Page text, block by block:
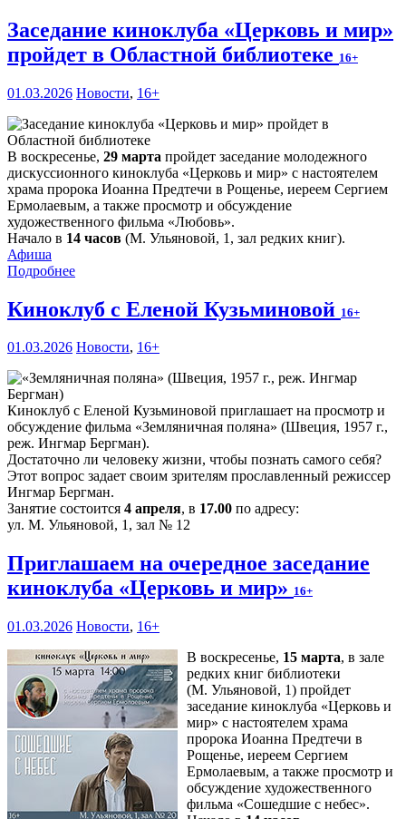
Заседание киноклуба «Церковь и мир»
пройдет в Областной библиотеке 16+
01.03.2026 Новости, 16+
В воскресенье, 29 марта пройдет заседание молодежного
дискуссионного киноклуба «Церковь и мир» с настоятелем
храма пророка Иоанна Предтечи в Рощенье, иереем Сергием
Ермолаевым, а также просмотр и обсуждение
художественного фильма «Любовь».
Начало в 14 часов (М. Ульяновой, 1, зал редких книг).
Афиша
Подробнее
Киноклуб с Еленой Кузьминовой 16+
01.03.2026 Новости, 16+
Киноклуб с Еленой Кузьминовой приглашает на просмотр и
обсуждение фильма «Земляничная поляна» (Швеция, 1957 г.,
реж. Ингмар Бергман).
Достаточно ли человеку жизни, чтобы познать самого себя?
Этот вопрос задает своим зрителям прославленный режиссер
Ингмар Бергман.
Занятие состоится 4 апреля, в 17.00 по адресу:
ул. М. Ульяновой, 1, зал № 12
Приглашаем на очередное заседание
киноклуба «Церковь и мир» 16+
01.03.2026 Новости, 16+
В воскресенье, 15 марта, в зале
редких книг библиотеки
(М. Ульяновой, 1) пройдет
заседание киноклуба «Церковь и
мир» с настоятелем храма
пророка Иоанна Предтечи в
Рощенье, иереем Сергием
Ермолаевым, а также просмотр и
обсуждение художественного
фильма «Сошедшие с небес».